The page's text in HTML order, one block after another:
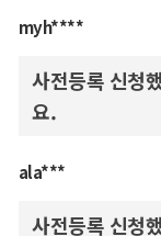
myh****
사전등록 신청
요.
ala***
사전등록 신청